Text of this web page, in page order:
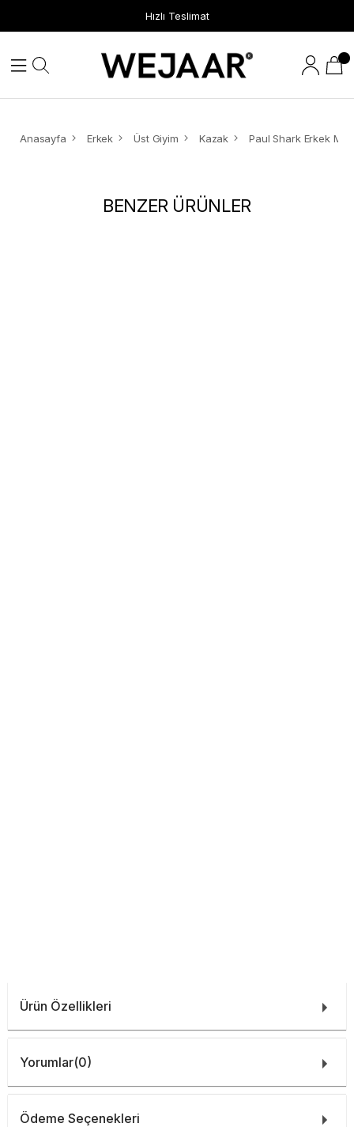
Hızlı Teslimat
Anasayfa Erkek Üst Giyim Kazak
BENZER ÜRÜNLER
Ürün Özellikleri
Yorumlar(0)
Ödeme Seçenekleri